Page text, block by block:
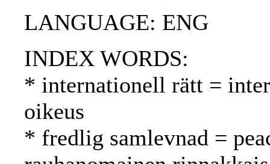
LANGUAGE: ENG
INDEX WORDS:
* internationell rätt =
oikeus
* fredlig samlevnad =